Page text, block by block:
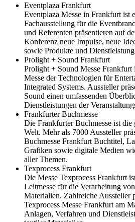
Eventplaza Frankfurt
Eventplaza Messe in Frankfurt ist
Fachausstellung für die
und Referenten präsentieren auf
Konferenz neue Impulse, neue
sowie Produkte und
Prolight + Sound Frankfurt
Prolight + Sound Messe Frankfurt
Messe der Technologien für
Integrated Systems. Aussteller
Sound einen umfassenden
Dienstleistungen der
Frankfurter Buchmesse
Die Frankfurter Buchmesse ist die
Welt. Mehr als 7000 Aussteller
Buchmesse Frankfurt Buchtitel,
Grafiken sowie digitale Medien
aller Themen.
Texprocess Frankfurt
Die Messe Texprocess Frankfurt
Leitmesse für die Verarbeitung
Materialien. Zahlreiche Aussteller
Texprocess Messe Frankfurt am
Anlagen, Verfahren und